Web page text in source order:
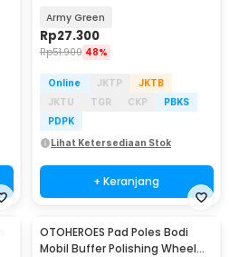
Army Green
Rp27.300
Rp51.900 48%
Online JKTP
JKTB
JKTU
TGR CKP
PBKS
PDPK
Lihat Ketersediaan Stok
+ Keranjang
OTOHEROES Pad Poles Bodi
Mobil Buffer Polishing Wheel